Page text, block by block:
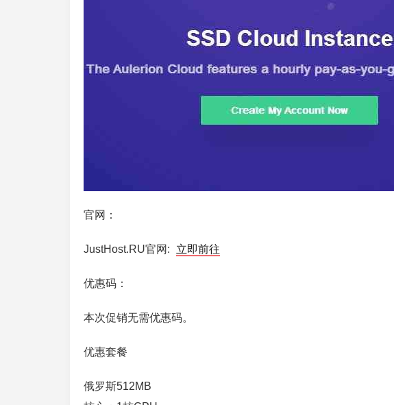
官网：
JustHost.RU官网: 立即前往
优惠码：
本次促销无需优惠码。
优惠套餐
俄罗斯512MB